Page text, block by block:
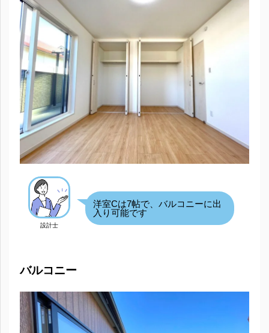
設計士
洋室Cは7帖で、バルコニーに出
入り可能です
バルコニー